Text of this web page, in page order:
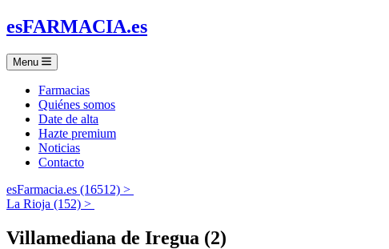
esFARMACIA.es
Menu
Farmacias
Quiénes somos
Date de alta
Hazte premium
Noticias
Contacto
esFarmacia.es (16512) >
La Rioja (152) >
Villamediana de Iregua (2)